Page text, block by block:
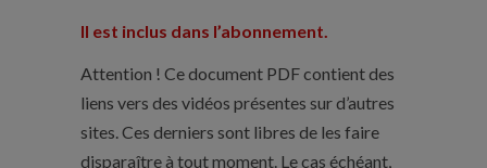
Il est inclus dans l’abonnement.
Attention ! Ce document PDF contient des
liens vers des vidéos présentes sur d’autres
sites. Ces derniers sont libres de les faire
disparaître à tout moment. Le cas échéant,